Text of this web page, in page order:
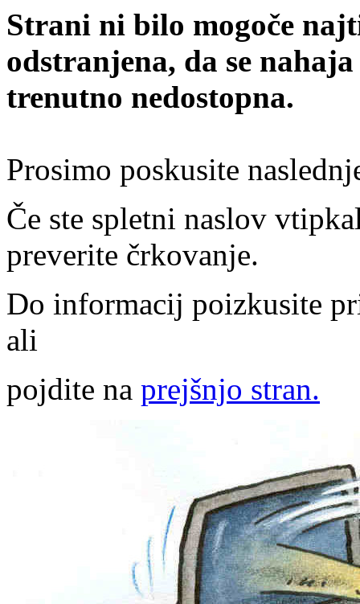
Strani ni bilo mogoče
odstranjena, da se
trenutno nedostopna.
Prosimo poskusite
Če ste spletni naslov
preverite črkovanje.
Do informacij poizkusite
ali
pojdite na prejšnjo stran.